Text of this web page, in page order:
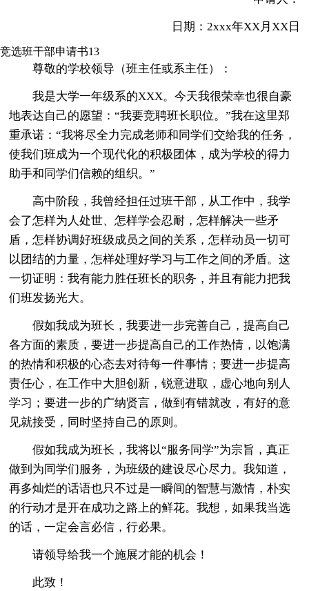
日期：2xxx年XX月XX日
竞选班干部申请书13
尊敬的学校领导（班主任或系主任）：
我是大学一年级系的XXX。今天我很荣幸也很自豪
地表达自己的愿望：“我要竞聘班长职位。”我在这里郑
重承诺：“我将尽全力完成老师和同学们交给我的任务，
使我们班成为一个现代化的积极团体，成为学校的得力
助手和同学们信赖的组织。”
高中阶段，我曾经担任过班干部，从工作中，我学
会了怎样为人处世、怎样学会忍耐，怎样解决一些矛
盾，怎样协调好班级成员之间的关系，怎样动员一切可
以团结的力量，怎样处理好学习与工作之间的矛盾。这
一切证明：我有能力胜任班长的职务，并且有能力把我
们班发扬光大。
假如我成为班长，我要进一步完善自己，提高自己
各方面的素质，要进一步提高自己的工作热情，以饱满
的热情和积极的心态去对待每一件事情；要进一步提高
责任心，在工作中大胆创新，锐意进取，虚心地向别人
学习；要进一步的广纳贤言，做到有错就改，有好的意
见就接受，同时坚持自己的原则。
假如我成为班长，我将以“服务同学”为宗旨，真正
做到为同学们服务，为班级的建设尽心尽力。我知道，
再多灿烂的话语也只不过是一瞬间的智慧与激情，朴实
的行动才是开在成功之路上的鲜花。我想，如果我当选
的话，一定会言必信，行必果。
请领导给我一个施展才能的机会！
此致！